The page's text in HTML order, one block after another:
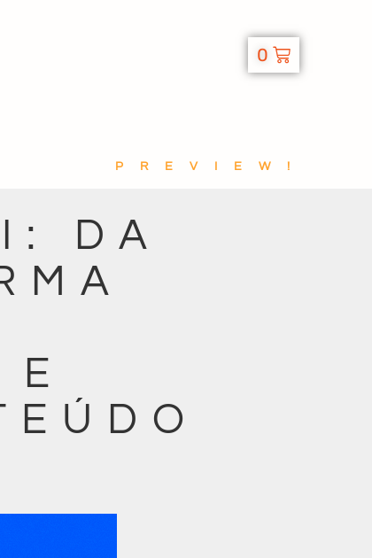
0
PREVIEW!
DA